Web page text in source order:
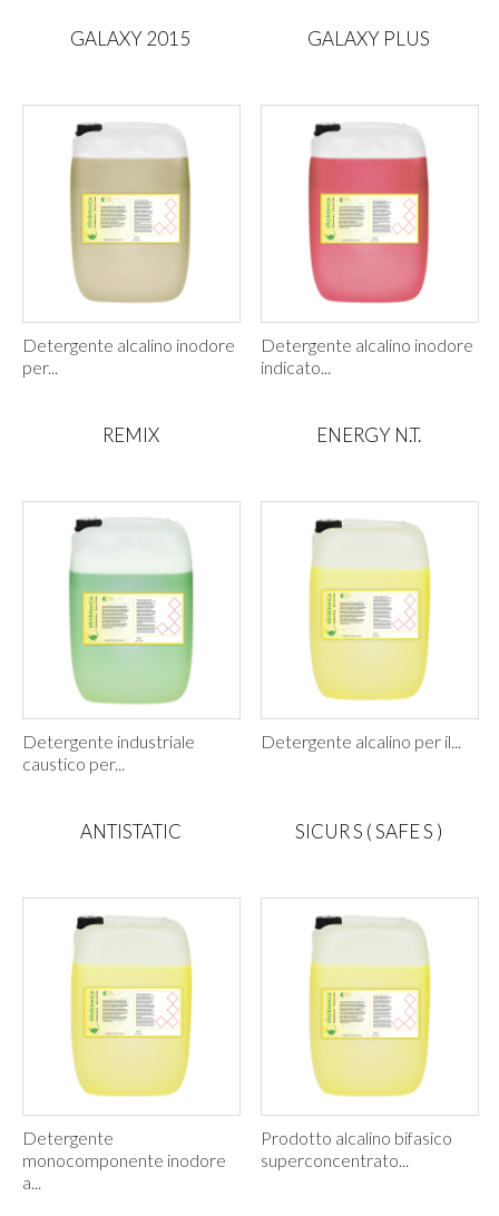
GALAXY 2015
Detergente alcalino inodore
per...
GALAXY PLUS
Detergente alcalino inodore
indicato...
REMIX
Detergente industriale
caustico per...
ENERGY N.T.
Detergente alcalino per il...
ANTISTATIC
Detergente
monocomponente inodore
a...
SICUR S ( SAFE S )
Prodotto alcalino bifasico
superconcentrato...